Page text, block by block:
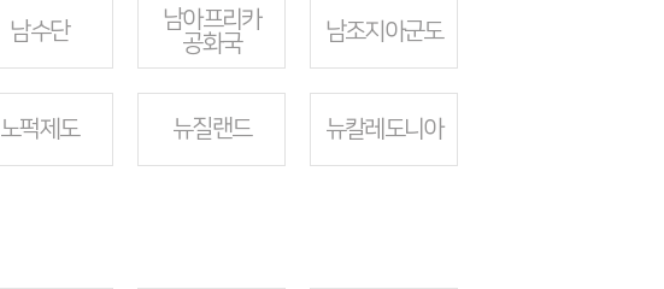
남수단
남아프리카
공화국
남조지아군도
노퍽제도 뉴질랜드 뉴칼레도니아